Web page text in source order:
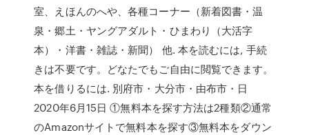
室、えほんのへや、各種コーナー（新着図書・温
泉・郷土・ヤングアダルト・ひまわり（大活字
本）・洋書・雑誌・新聞） 他. 本を読むには, 手続
きは不要です。どなたでもご自由に閲覧できます。
本を借りるには. 別府市・大分市・由布市・日
2020年6月15日 ①無料本を探す方法は2種類②通常
のAmazonサイトで無料本を探す③無料本をダウン